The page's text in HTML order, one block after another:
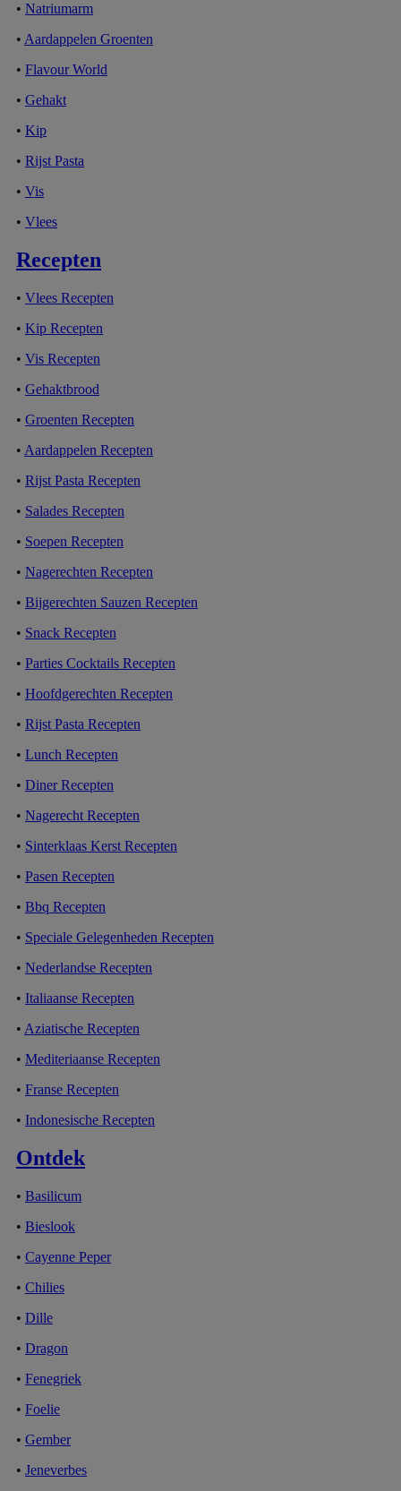
• Natriumarm
• Aardappelen Groenten
• Flavour World
• Gehakt
• Kip
• Rijst Pasta
• Vis
• Vlees
Recepten
• Vlees Recepten
• Kip Recepten
• Vis Recepten
• Gehaktbrood
• Groenten Recepten
• Aardappelen Recepten
• Rijst Pasta Recepten
• Salades Recepten
• Soepen Recepten
• Nagerechten Recepten
• Bijgerechten Sauzen Recepten
• Snack Recepten
• Parties Cocktails Recepten
• Hoofdgerechten Recepten
• Rijst Pasta Recepten
• Lunch Recepten
• Diner Recepten
• Nagerecht Recepten
• Sinterklaas Kerst Recepten
• Pasen Recepten
• Bbq Recepten
• Speciale Gelegenheden Recepten
• Nederlandse Recepten
• Italiaanse Recepten
• Aziatische Recepten
• Mediteriaanse Recepten
• Franse Recepten
• Indonesische Recepten
Ontdek
• Basilicum
• Bieslook
• Cayenne Peper
• Chilies
• Dille
• Dragon
• Fenegriek
• Foelie
• Gember
• Jeneverbes